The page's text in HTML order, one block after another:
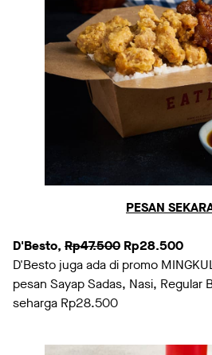
PESAN
D'Besto, Rp47.500 Rp28.500
D'Besto juga ada di promo
pesan Sayap Sadas, Nasi, Regular
seharga Rp28.500